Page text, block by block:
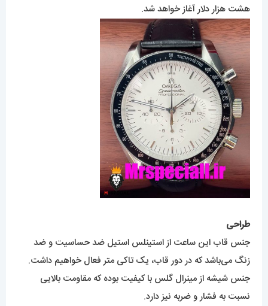
هشت هزار دلار آغاز خواهد شد.
طراحی
جنس قاب این ساعت از استینلس استیل ضد حساسیت و ضد
زنگ می‌باشد که در دور قاب، یک تاکی متر فعال خواهیم داشت.
جنس شیشه از مینرال گلس با کیفیت بوده که مقاومت بالایی
نسبت به فشار و ضربه نیز دارد.